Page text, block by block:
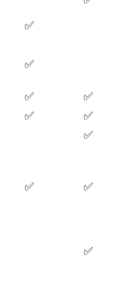
✅
✅
✅
✅
✅
✅
✅
✅ ✅
✅